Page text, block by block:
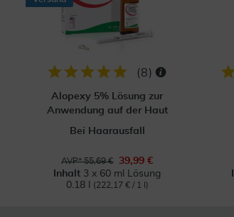
(8)
Alopexy 5% Lösung zur
Anwendung auf der Haut
Bei Haarausfall
AVP* 55,69 €
39,99 €
Inhalt 3 x 60 ml Lösung
0.18 l
(222,17 € / 1 l)